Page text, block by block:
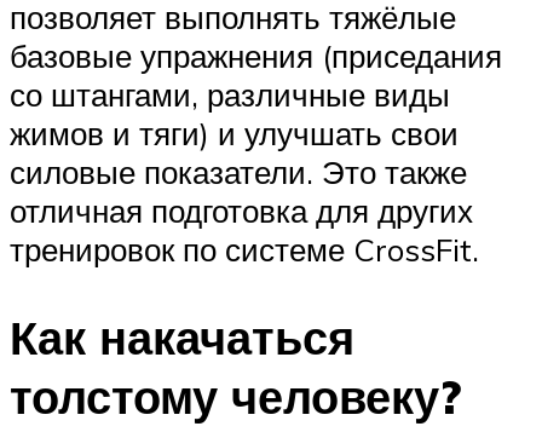
позволяет выполнять тяжёлые
базовые упражнения (приседания
со штангами, различные виды
жимов и тяги) и улучшать свои
силовые показатели. Это также
отличная подготовка для других
тренировок по системе CrossFit.
Как накачаться
толстому человеку?